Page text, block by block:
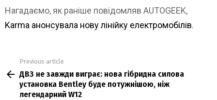
Нагадаємо, як раніше повідомляв AUTOGEEK,
Karma анонсувала нову лінійку електромобілів.
more
Previous article
ДВЗ не завжди виграє: нова гібридна силова
установка Bentley буде потужнішою, ніж
легендарний W12